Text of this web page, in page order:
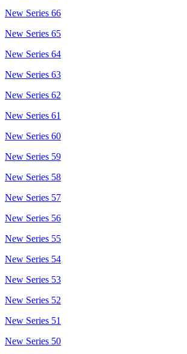
New Series 66
New Series 65
New Series 64
New Series 63
New Series 62
New Series 61
New Series 60
New Series 59
New Series 58
New Series 57
New Series 56
New Series 55
New Series 54
New Series 53
New Series 52
New Series 51
New Series 50